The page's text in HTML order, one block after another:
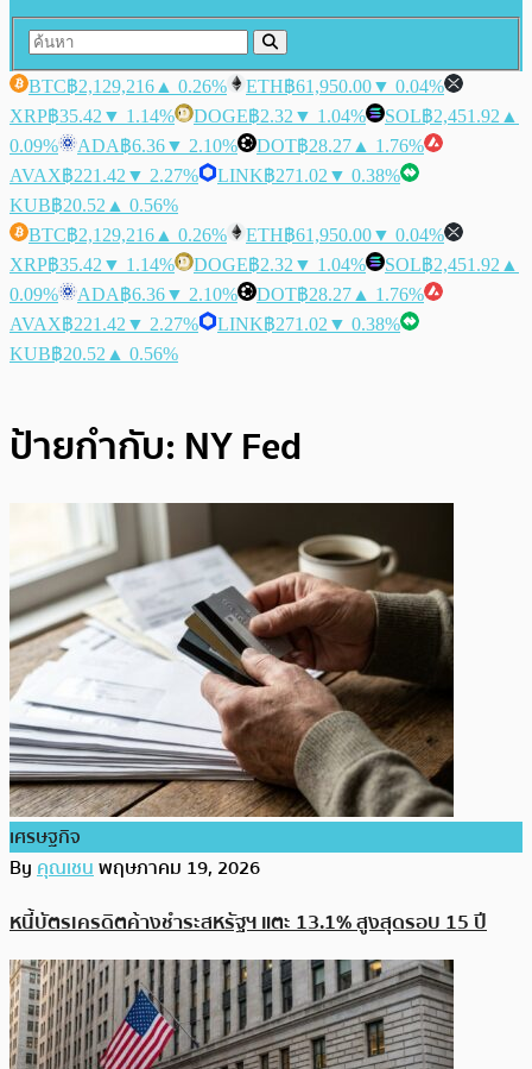
BTC฿2,129,216 ▲ 0.26% ETH฿61,950.00▼ 0.04%
XRP฿35.42 ▼ 1.14% DOGE฿2.32 ▼ 1.04% SOL฿2,451.92 ▲
0.09%
ADA฿6.36▼ 2.10% DOT฿28.27 ▲ 1.76%
AVAX฿221.42 ▼ 2.27% LINK฿271.02 ▼ 0.38%
KUB฿20.52 ▲ 0.56%
BTC฿2,129,216 ▲ 0.26% ETH฿61,950.00▼ 0.04%
XRP฿35.42 ▼ 1.14% DOGE฿2.32 ▼ 1.04% SOL฿2,451.92 ▲
0.09%
ADA฿6.36▼ 2.10% DOT฿28.27 ▲ 1.76%
AVAX฿221.42 ▼ 2.27% LINK฿271.02 ▼ 0.38%
KUB฿20.52 ▲ 0.56%
ป้ายกำกับ: NY Fed
เศรษฐกิจ
Byคุณเชนพฤษภาคม 19, 2026
หนี้บัตรเครดิตค้างชำระสหรัฐฯ แตะ 13.1% สูงสุดรอบ 15 ปี